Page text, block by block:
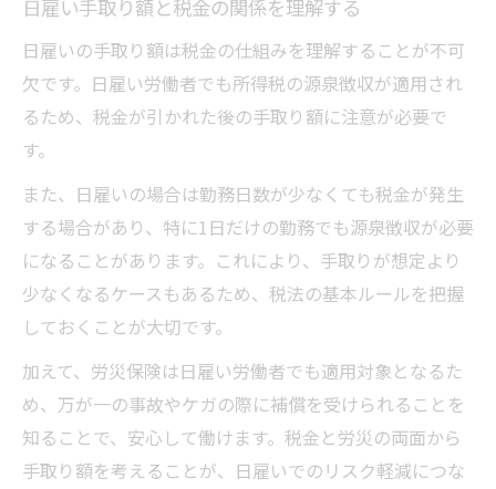
日雇い手取り額と税金の関係を理解する
日雇いの手取り額は税金の仕組みを理解することが不可
欠です。日雇い労働者でも所得税の源泉徴収が適用され
るため、税金が引かれた後の手取り額に注意が必要で
す。
また、日雇いの場合は勤務日数が少なくても税金が発生
する場合があり、特に1日だけの勤務でも源泉徴収が必要
になることがあります。これにより、手取りが想定より
少なくなるケースもあるため、税法の基本ルールを把握
しておくことが大切です。
加えて、労災保険は日雇い労働者でも適用対象となるた
め、万が一の事故やケガの際に補償を受けられることを
知ることで、安心して働けます。税金と労災の両面から
手取り額を考えることが、日雇いでのリスク軽減につな